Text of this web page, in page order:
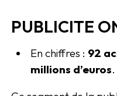
PUBLICITE
En chiffres : 92
millions d’euros.